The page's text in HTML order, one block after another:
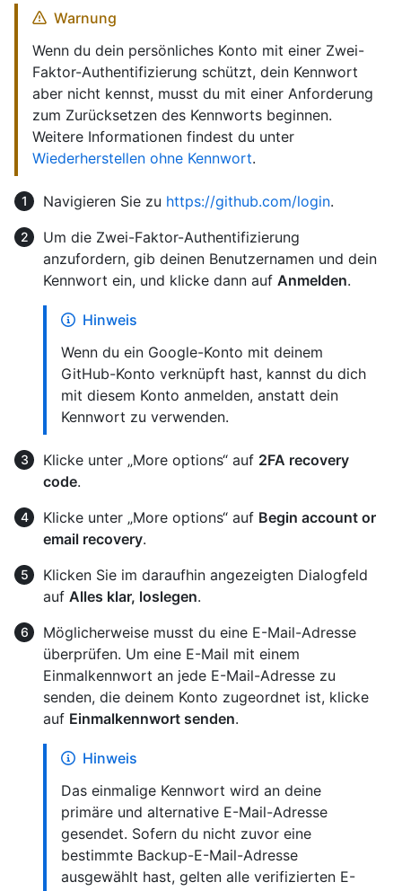
Warnung
Wenn du dein persönliches Konto mit einer Zwei-
Faktor-Authentifizierung schützt, dein Kennwort
aber nicht kennst, musst du mit einer Anforderung
zum Zurücksetzen des Kennworts beginnen.
Weitere Informationen findest du unter
Wiederherstellen ohne Kennwort.
Navigieren Sie zu https://github.com/login.
Um die Zwei-Faktor-Authentifizierung
anzufordern, gib deinen Benutzernamen und dein
Kennwort ein, und klicke dann auf Anmelden.
Hinweis
Wenn du ein Google-Konto mit deinem
GitHub-Konto verknüpft hast, kannst du dich
mit diesem Konto anmelden, anstatt dein
Kennwort zu verwenden.
Klicke unter „More options“ auf 2FA recovery
code.
Klicke unter „More options“ auf Begin account or
email recovery.
Klicken Sie im daraufhin angezeigten Dialogfeld
auf Alles klar, loslegen.
Möglicherweise musst du eine E-Mail-Adresse
überprüfen. Um eine E-Mail mit einem
Einmalkennwort an jede E-Mail-Adresse zu
senden, die deinem Konto zugeordnet ist, klicke
auf Einmalkennwort senden.
Hinweis
Das einmalige Kennwort wird an deine
primäre und alternative E-Mail-Adresse
gesendet. Sofern du nicht zuvor eine
bestimmte Backup-E-Mail-Adresse
ausgewählt hast, gelten alle verifizierten E-